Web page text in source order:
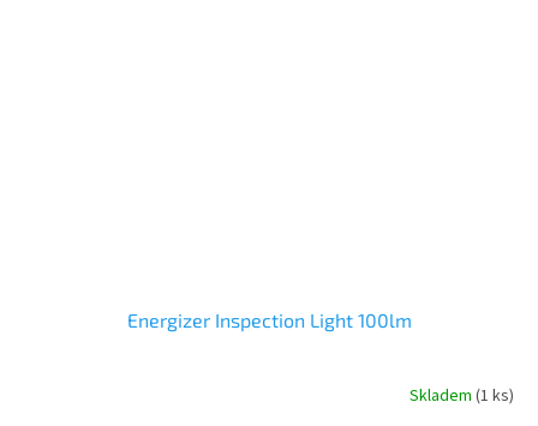
Energizer Inspection Light 100lm
Skladem (1 ks)